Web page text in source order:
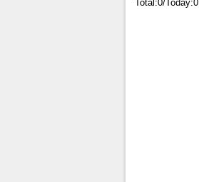
Total:0/Today:0